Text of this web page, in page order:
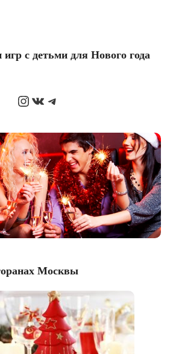
игр с детьми для Нового года
Instagram
ВКонтакте
Telegram
Москвы